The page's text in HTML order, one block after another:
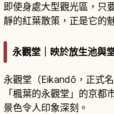
即使身處大型觀光區，只
靜的紅葉散策，正是它的
永觀堂｜映於放生池與
永觀堂（Eikandō，正式
「楓葉的永觀堂」的京
景色令人印象深刻。